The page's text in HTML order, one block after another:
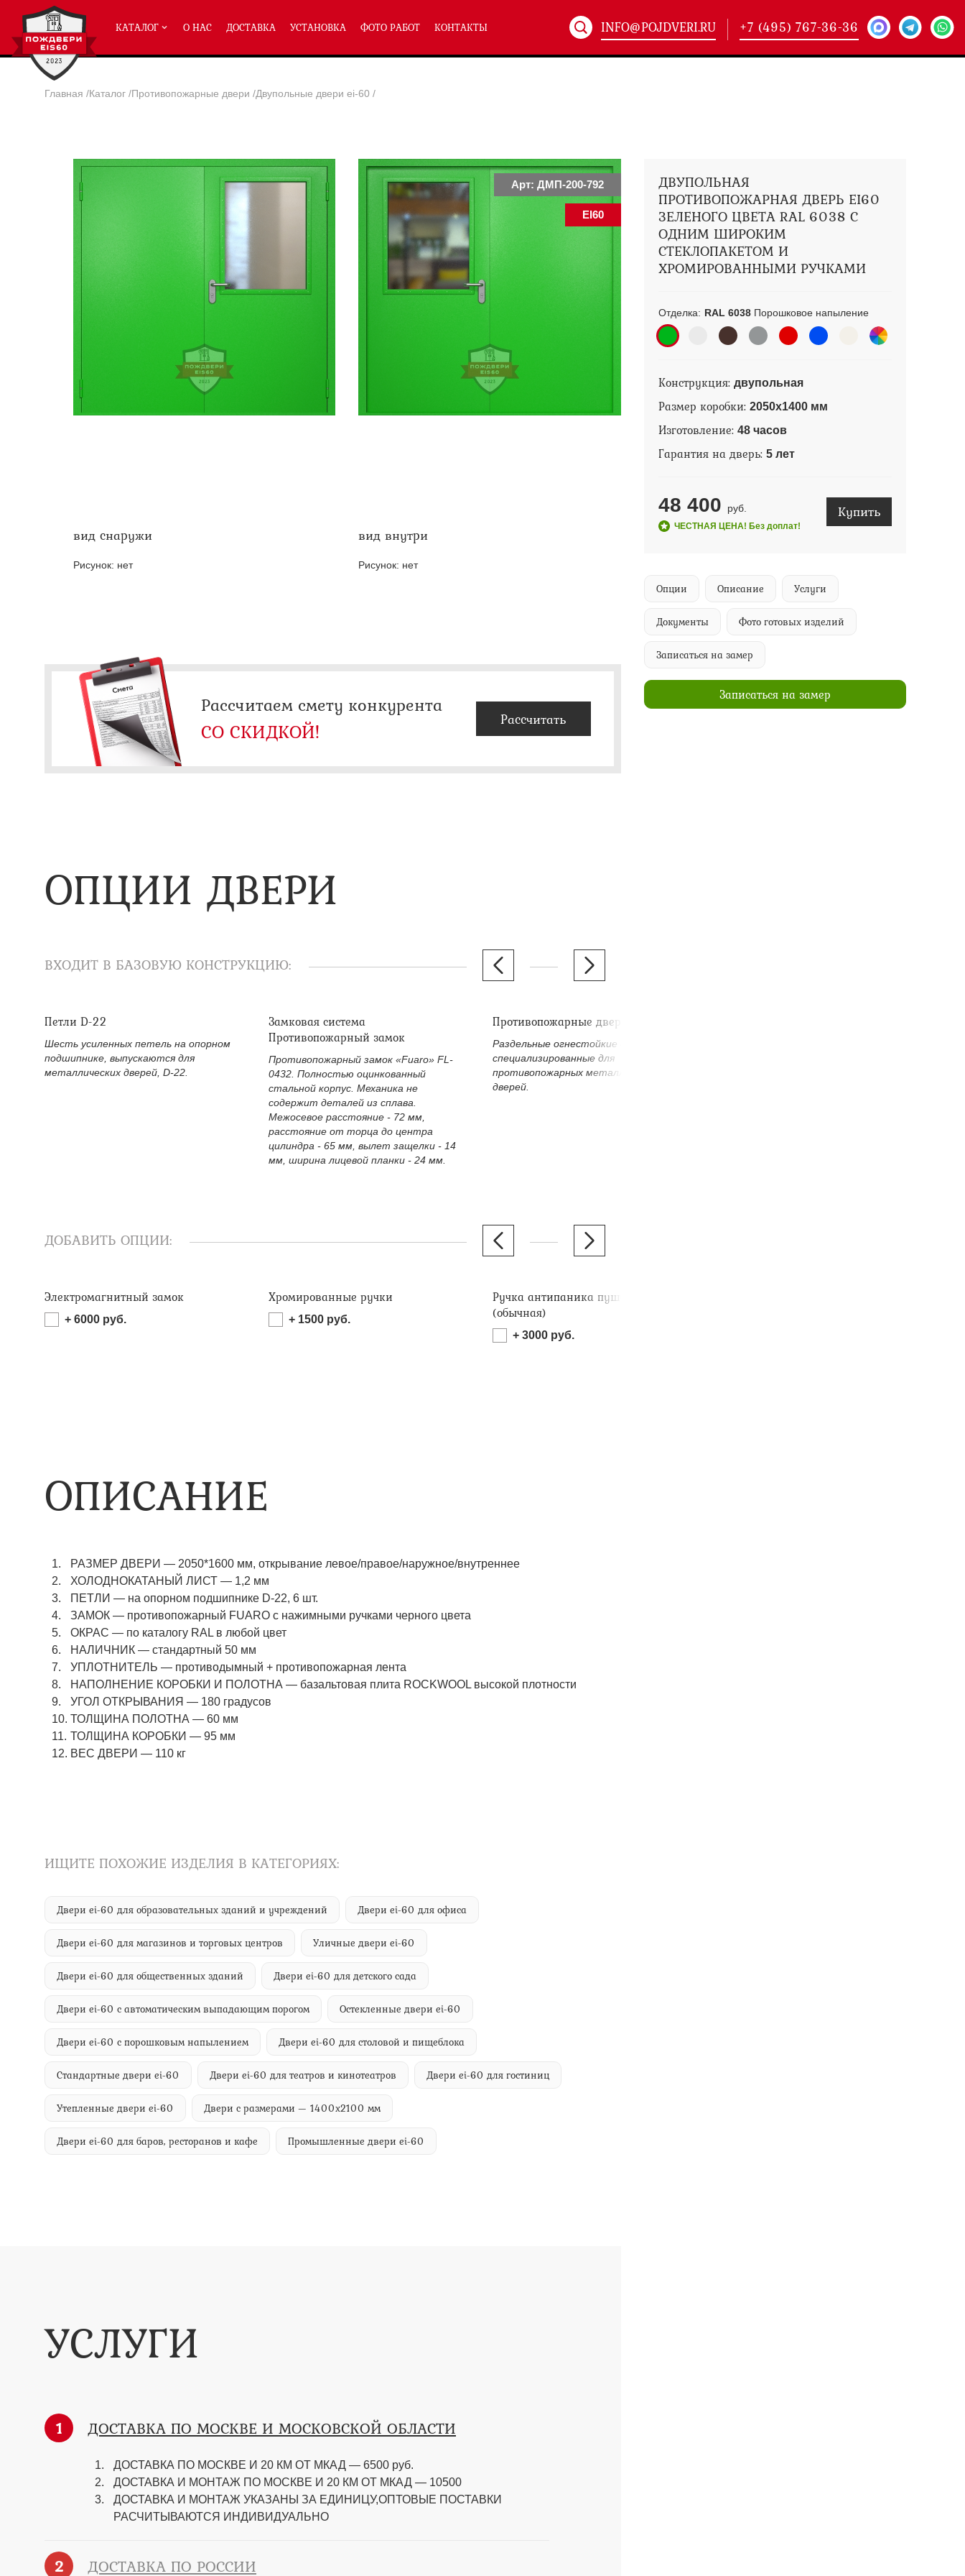
КАТАЛОГ
Полуторные двери ei-60(204)
Двупольные двери ei-60(158)
Глухие двери ei-60
Остекленные двери ei-60
Светопозрачные двери с максимальным остеклением eiw-60
Двери с отделкой МДФ ei-60
Двери антипаника ei-60
Дымогазонепрницаемые двери eis-60
Двери ei-60 с отбойником
Противопожарные двери со стыковочным узлом
Полуторные технические двери
Двупольные технические двери(178)
О НАС ДОСТАВКА УСТАНОВКА ФОТО РАБОТ КОНТАКТЫ INFO@POJDVERI.RU +7 (495) 767-36-36
Главная /Каталог /Противопожарные двери /Двупольные двери ei-60 /
Арт: ДМП-200-792
EI60
вид снаружи
Рисунок: нет
вид внутри
Рисунок: нет
ДВУПОЛЬНАЯ
ПРОТИВОПОЖАРНАЯ ДВЕРЬ EI60
ЗЕЛЕНОГО ЦВЕТА RAL 6038 С
ОДНИМ ШИРОКИМ
СТЕКЛОПАКЕТОМ И
ХРОМИРОВАННЫМИ РУЧКАМИ
Отделка: RAL 6038Порошковое напыление
Конструкция: двупольная
Размер коробки: 2050х1400 мм
Изготовление: 48 часов
Гарантия на дверь: 5 лет
48 400 руб.
ЧЕСТНАЯ ЦЕНА! Без доплат!
Купить
Опции Описание Услуги
Документы Фото готовых изделий
Записаться на замер
Записаться на замер
Рассчитаем смету конкурента
СО СКИДКОЙ! Рассчитать
ОПЦИИ ДВЕРИ
ВХОДИТ В БАЗОВУЮ КОНСТРУКЦИЮ:
Петли D-22
Шесть усиленных петель на опорном
подшипнике, выпускаются для
металлических дверей, D-22.
Замковая система
Противопожарный замок
Противопожарный замок «Fuaro» FL-
0432. Полностью оцинкованный
стальной корпус. Механика не
содержит деталей из сплава.
Межосевое расстояние - 72 мм,
расстояние от торца до центра
цилиндра - 65 мм, вылет защелки - 14
мм, ширина лицевой планки - 24 мм.
Противопожарные дверные ручки
Раздельные огнестойкие дверные ручки
специализированные для
противопожарных металлических
дверей.
ДОБАВИТЬ ОПЦИИ:
Электромагнитный замок
+ 6000 руб.
Хромированные ручки
+ 1500 руб.
Ручка антипаника пушбар
(обычная)
+ 3000 руб.
ОПИСАНИЕ
РАЗМЕР ДВЕРИ — 2050*1600 мм, открывание левое/правое/наружное/внутреннее
ХОЛОДНОКАТАНЫЙ ЛИСТ — 1,2 мм
ПЕТЛИ — на опорном подшипнике D-22, 6 шт.
ЗАМОК — противопожарный FUARO с нажимными ручками черного цвета
ОКРАС — по каталогу RAL в любой цвет​​​​​​​
НАЛИЧНИК — стандартный 50 мм
УПЛОТНИТЕЛЬ — противодымный + противопожарная лента
НАПОЛНЕНИЕ КОРОБКИ И ПОЛОТНА — базальтовая плита ROCKWOOL высокой плотности
УГОЛ ОТКРЫВАНИЯ — 180 градусов
ТОЛЩИНА ПОЛОТНА — 60 мм
ТОЛЩИНА КОРОБКИ — 95 мм
ВЕС ДВЕРИ — 110 кг
ИЩИТЕ ПОХОЖИЕ ИЗДЕЛИЯ В КАТЕГОРИЯХ:
Двери ei-60 для образовательных зданий и учреждений Двери ei-60 для офиса
Двери ei-60 для магазинов и торговых центров Уличные двери ei-60
Двери ei-60 для общественных зданий Двери ei-60 для детского сада
Двери ei-60 с автоматическим выпадающим порогом Остекленные двери ei-60
Двери ei-60 с порошковым напылением Двери ei-60 для столовой и пищеблока
Стандартные двери ei-60 Двери ei-60 для театров и кинотеатров Двери ei-60 для гостиниц
Утепленные двери ei-60 Двери с размерами — 1400х2100 мм
Двери ei-60 для баров, ресторанов и кафе Промышленные двери ei-60
УСЛУГИ
1 ДОСТАВКА ПО МОСКВЕ И МОСКОВСКОЙ ОБЛАСТИ
ДОСТАВКА ПО МОСКВЕ И 20 КМ ОТ МКАД — 6500 руб.
ДОСТАВКА И МОНТАЖ ПО МОСКВЕ И 20 КМ ОТ МКАД — 10500
ДОСТАВКА И МОНТАЖ УКАЗАНЫ ЗА ЕДИНИЦУ,ОПТОВЫЕ ПОСТАВКИ
РАСЧИТЫВАЮТСЯ ИНДИВИДУАЛЬНО
2 ДОСТАВКА ПО РОССИИ